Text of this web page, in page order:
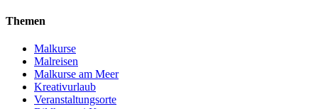
Themen
Malkurse
Malreisen
Malkurse am Meer
Kreativurlaub
Veranstaltungsorte